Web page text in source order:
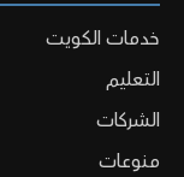
خدمات الكويت
التعليم
الشركات
منوعات